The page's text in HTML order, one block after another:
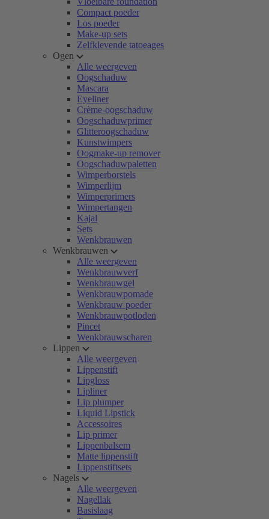
Compact poeder
Los poeder
Make-up sets
Zelfklevende tatoeages
Ogen
Alle weergeven
Oogschaduw
Mascara
Eyeliner
Crème-oogschaduw
Oogschaduwprimer
Glitteroogschaduw
Kunstwimpers
Oogmake-up remover
Oogschaduwpaletten
Wimperborstels
Wimperlijm
Wimperprimers
Wimpertangen
Kajal
Sets
Wenkbrauwen
Wenkbrauwen
Alle weergeven
Wenkbrauwverf
Wenkbrauwgel
Wenkbrauwpomade
Wenkbrauw poeder
Wenkbrauwpotloden
Pincet
Wenkbrauwscharen
Lippen
Alle weergeven
Lippenstift
Lipgloss
Lipliner
Lip plumper
Liquid Lipstick
Accessoires
Lip primer
Lippenbalsem
Matte lippenstift
Lippenstiftsets
Nagels
Alle weergeven
Nagellak
Basislaag